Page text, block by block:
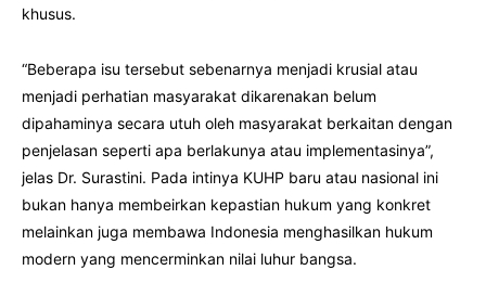
khusus.
“Beberapa isu tersebut sebenarnya menjadi krusial atau
menjadi perhatian masyarakat dikarenakan belum
dipahaminya secara utuh oleh masyarakat berkaitan dengan
penjelasan seperti apa berlakunya atau implementasinya”,
jelas Dr. Surastini. Pada intinya KUHP baru atau nasional ini
bukan hanya membeirkan kepastian hukum yang konkret
melainkan juga membawa Indonesia menghasilkan hukum
modern yang mencerminkan nilai luhur bangsa.